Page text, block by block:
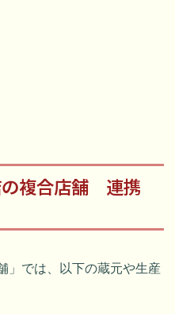
の複合店舗 連携
」では、以下の蔵元や生産